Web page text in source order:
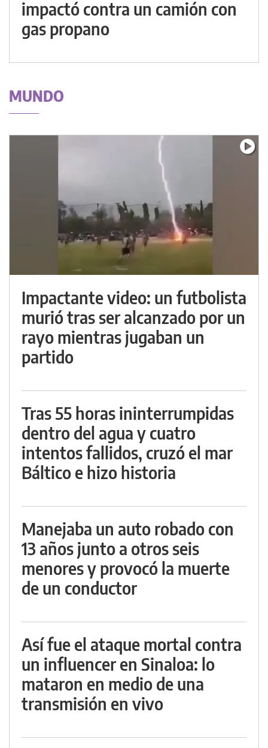
impactó contra un camión con
gas propano
MUNDO
Impactante video: un futbolista
murió tras ser alcanzado por un
rayo mientras jugaban un
partido
Tras 55 horas ininterrumpidas
dentro del agua y cuatro
intentos fallidos, cruzó el mar
Báltico e hizo historia
Manejaba un auto robado con
13 años junto a otros seis
menores y provocó la muerte
de un conductor
Así fue el ataque mortal contra
un influencer en Sinaloa: lo
mataron en medio de una
transmisión en vivo